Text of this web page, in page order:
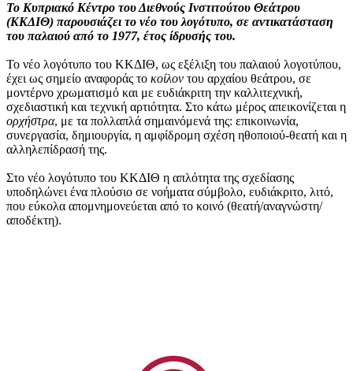
Το Κυπριακό Κέντρο του Διεθνούς Ινστιτούτου Θεάτρου
(ΚΚΔΙΘ) παρουσιάζει το νέο του λογότυπο, σε αντικατάσταση
του παλαιού από το 1977, έτος ίδρυσής του.
Το νέο λογότυπο του ΚΚΔΙΘ, ως εξέλιξη του παλαιού λογοτύπου,
έχει ως σημείο αναφοράς το κοίλον του αρχαίου θεάτρου, σε
μοντέρνο χρωματισμό και με ευδιάκριτη την καλλιτεχνική,
σχεδιαστική και τεχνική αρτιότητα. Στο κάτω μέρος απεικονίζεται η
ορχήστρα, με τα πολλαπλά σημαινόμενά της: επικοινωνία,
συνεργασία, δημιουργία, η αμφίδρομη σχέση ηθοποιού-θεατή και η
αλληλεπίδρασή της.
Στο νέο λογότυπο του ΚΚΔΙΘ η απλότητα της σχεδίασης
υποδηλώνει ένα πλούσιο σε νοήματα σύμβολο, ευδιάκριτο, λιτό,
που εύκολα απομνημονεύεται από το κοινό (θεατή/αναγνώστη/
αποδέκτη).